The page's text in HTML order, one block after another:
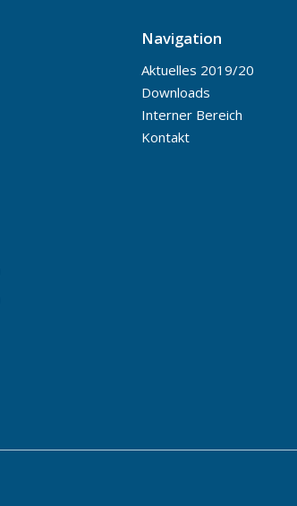
Navigation
Aktuelles 2019/20
Downloads
Interner Bereich
Kontakt